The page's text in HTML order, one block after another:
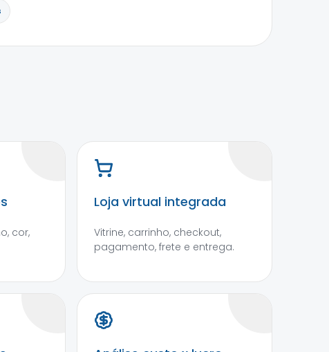
cor,
Loja virtual integrada
Vitrine, carrinho, checkout,
pagamento, frete e entrega.